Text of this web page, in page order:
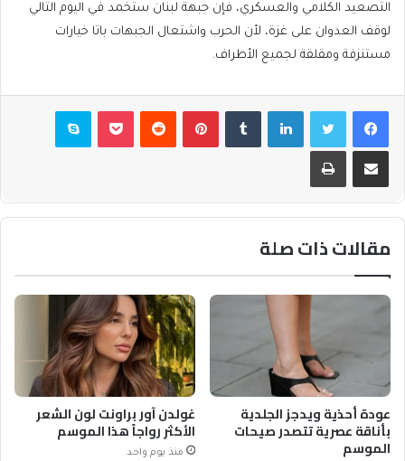
التصعيد الكلامي والعسكري، فإن جبهة لبنان ستخمد في اليوم التالي
لوقف العدوان على غزة، لأن الحرب واشتعال الجبهات باتا خيارات
مستنزفة ومقلقة لجميع الأطراف.
فيسبوكتويتر لينكدإن بينتيريست بوكيت سكايب
مشاركة عبر البريد طباعة
مقالات ذات صلة
عودة أحذية ويدجز الجلدية
بأناقة عصرية تتصدر صيحات
الموسم
غولدن آور براونت لون الشعر
الأكثر رواجاً هذا الموسم
منذ يوم واحد